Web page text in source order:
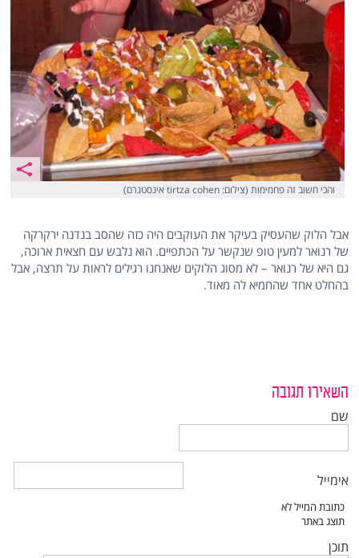
והכי חשוב זה פחמימות (צילום: tirtza cohen אינסטגרם)
אבל הלוק שהעסיק בעיקר את העוקבים היה כזה שהסב בנדנה ירקרקה
של רנואר למעין טופ שנקשר על הכתפיים. הוא נלבש עם חצאית ארוכה,
גם היא של רנואר – לא מסוג הלוקים שאנחנו רגילים לראות על תרצה, אבל
בהחלט אחד שהחמיא לה מאוד.
השאירו תגובה
שם
אימייל
תוכן